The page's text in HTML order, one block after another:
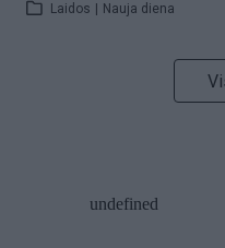
Laidos Nauja diena